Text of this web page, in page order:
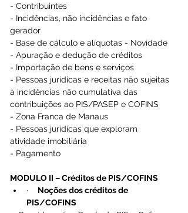
- Contribuintes
- Incidências, não incidências e fato
gerador
- Base de cálculo e alíquotas - Novidade
- Apuração e dedução de créditos
- Importação de bens e serviços
- Pessoas jurídicas e receitas não sujeitas
à incidências não cumulativa das
contribuições ao PIS/PASEP e COFINS
- Zona Franca de Manaus
- Pessoas jurídicas que exploram
atividade imobiliária
- Pagamento
MODULO II – Créditos de PIS/COFINS
· Noções dos créditos de
PIS/COFINS